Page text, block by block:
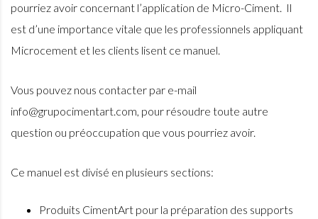
pourriez avoir concernant l’application de Micro-Ciment. Il
est d’une importance vitale que les professionnels appliquant
Microcement et les clients lisent ce manuel.
Vous pouvez nous contacter par e-mail
info@grupocimentart.com, pour résoudre toute autre
question ou préoccupation que vous pourriez avoir.
Ce manuel est divisé en plusieurs sections:
Produits CimentArt pour la préparation des supports